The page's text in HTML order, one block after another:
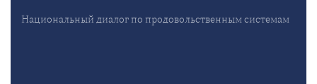
Национальный диалог по продовольственным системам